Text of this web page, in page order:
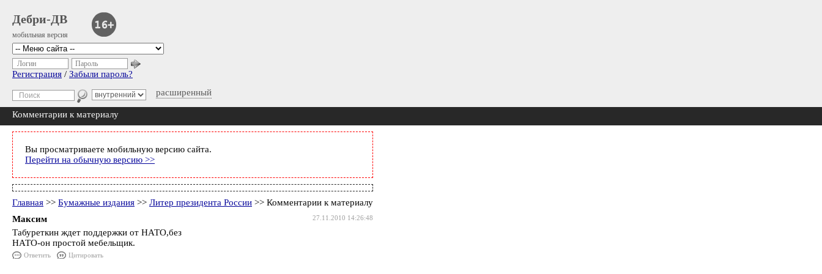
Дебри-ДВ
мобильная версия
расширенный
Логин Пароль
Регистрация / Забыли пароль?
Комментарии к материалу
Вы просматриваете мобильную версию сайта.
Перейти на обычную версию >>
Главная >> Бумажные издания >> Литер президента России >> Комментарии к материалу
27.11.2010 14:26:48
Максим
Табуреткин ждет поддержки от НАТО,без
НАТО-он простой мебельщик.
Ответить Цитировать